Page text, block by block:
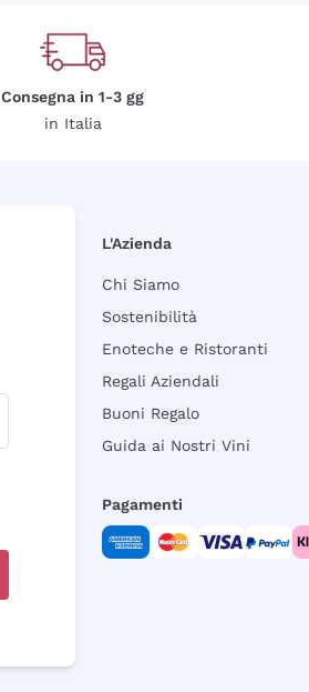
Consegna in 1-3 gg
in Italia
L'Azienda
Chi Siamo
Sostenibilità
Enoteche e Ristoranti
Regali Aziendali
Buoni Regalo
Guida ai Nostri Vini
Pagamenti